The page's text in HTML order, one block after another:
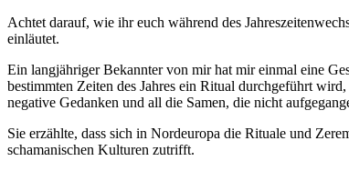
Achtet darauf, wie ihr euch während des
einläutet.
Ein langjähriger Bekannter von mir hat mir einmal eine
bestimmten Zeiten des Jahres ein Ritual durchgeführt
negative Gedanken und all die Samen, die nicht
Sie erzählte, dass sich in Nordeuropa die Rituale und
schamanischen Kulturen zutrifft.